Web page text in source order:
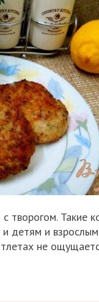
творогом. Такие
детям и
не